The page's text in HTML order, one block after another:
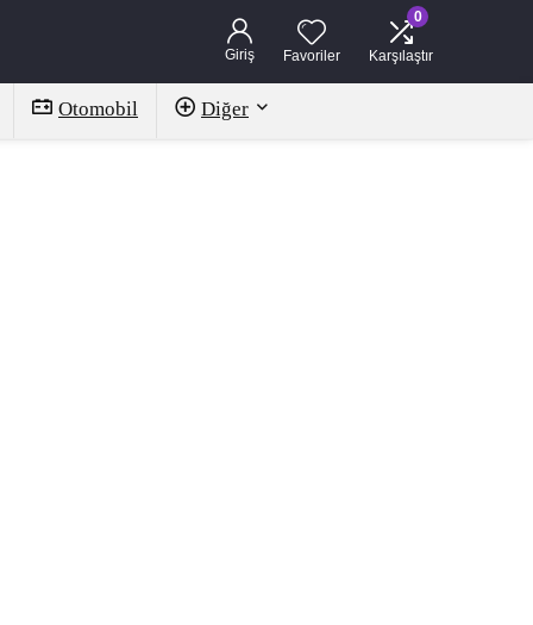
Giriş Favoriler
0
Karşılaştır
Otomobil Diğer